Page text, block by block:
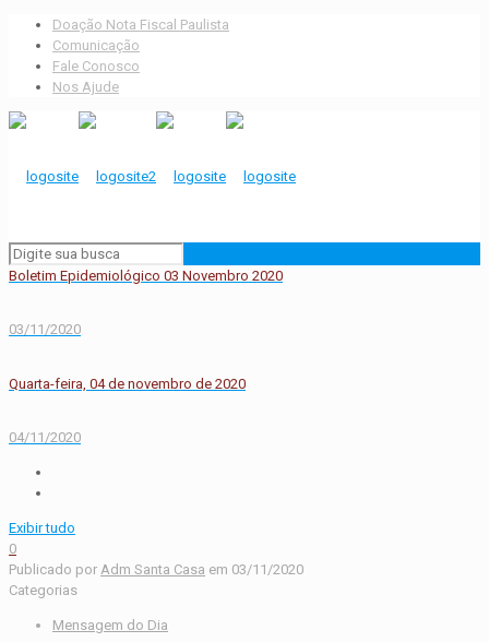
Doação Nota Fiscal Paulista
Comunicação
Fale Conosco
Nos Ajude
Boletim Epidemiológico 03 Novembro 2020
03/11/2020
Quarta-feira, 04 de novembro de 2020
04/11/2020
Exibir tudo
0
Publicado por Adm Santa Casa em 03/11/2020
Categorias
Mensagem do Dia